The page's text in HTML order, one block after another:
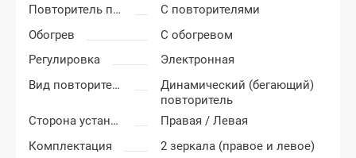
Повторитель поворотника
С повторителями
Обогрев
С обогревом
Регулировка
Электронная
Вид повторителя
Динамический (бегающий)
повторитель
Сторона установки
Правая / Левая
Комплектация
2 зеркала (правое и левое)